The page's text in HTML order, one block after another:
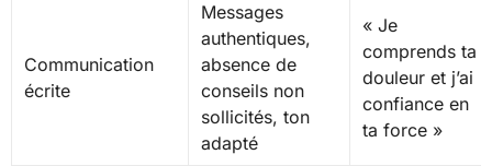
Communication
écrite
Messages
authentiques,
absence de
conseils non
sollicités, ton
adapté
« Je
comprends ta
douleur et j’ai
confiance en
ta force »